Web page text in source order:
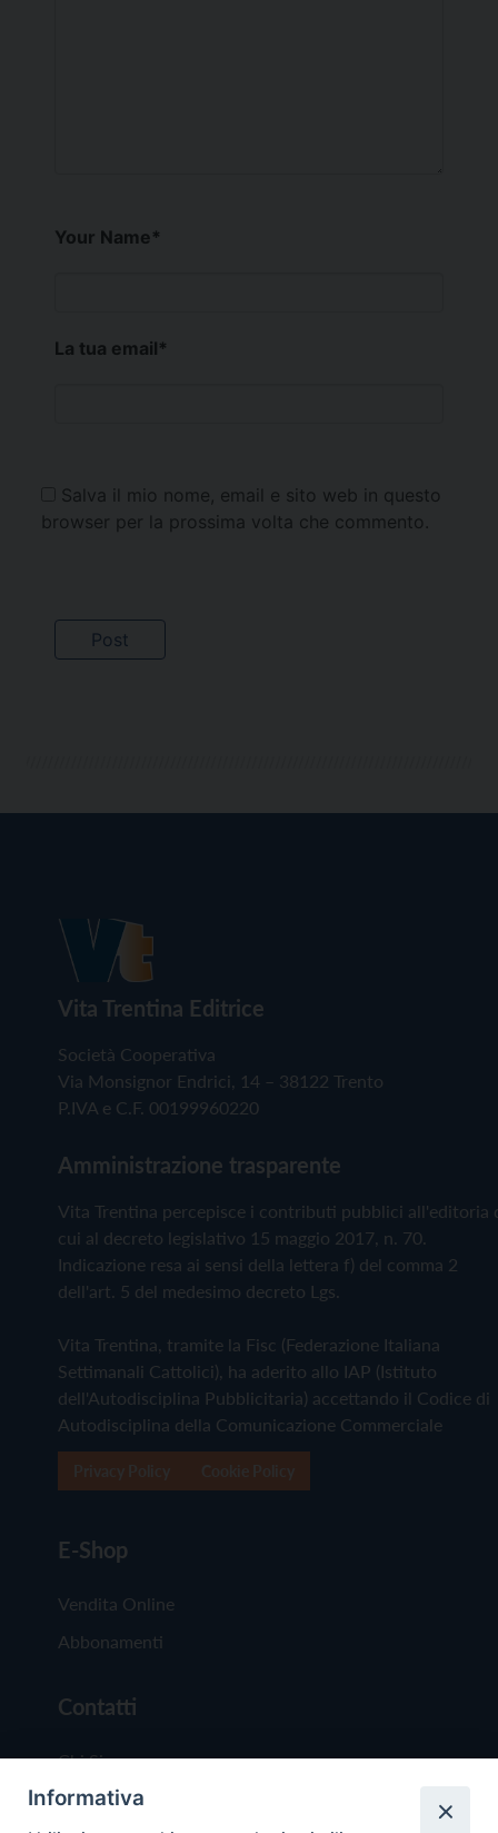
Your Name*
La tua email*
Salva il mio nome, email e sito web in questo
browser per la prossima volta che commento.
Vita Trentina Editrice
Società Cooperativa
Via Monsignor Endrici, 14 – 38122 Trento
P.IVA e C.F. 00199960220
Amministrazione trasparente
Vita Trentina percepisce i contributi pubblici all'editoria
cui al decreto legislativo 15 maggio 2017, n. 70.
Indicazione resa ai sensi della lettera f) del comma 2
dell'art. 5 del medesimo decreto Lgs.
Vita Trentina, tramite la Fisc (Federazione Italiana
Settimanali Cattolici), ha aderito allo IAP (Istituto
dell'Autodisciplina Pubblicitaria) accettando il Codice di
Autodisciplina della Comunicazione Commerciale
E-Shop
Vendita Online
Abbonamenti
Contatti
Chi Siamo
Redazione
Informativa